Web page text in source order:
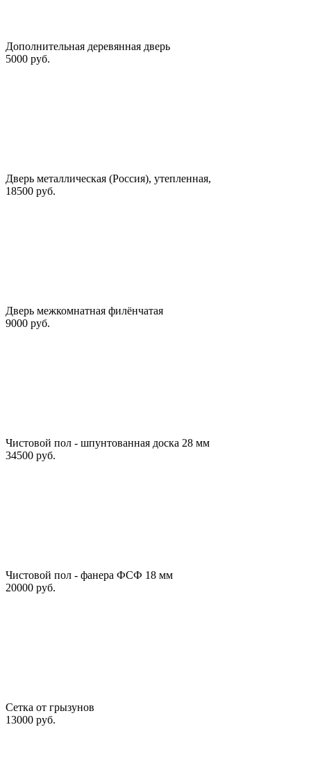
Дополнительная деревянная дверь
5000 руб.
Дверь металлическая (Россия), утепленная,
18500 руб.
Дверь межкомнатная филёнчатая
9000 руб.
Чистовой пол - шпунтованная доска 28 мм
34500 руб.
Чистовой пол - фанера ФСФ 18 мм
20000 руб.
Сетка от грызунов
13000 руб.